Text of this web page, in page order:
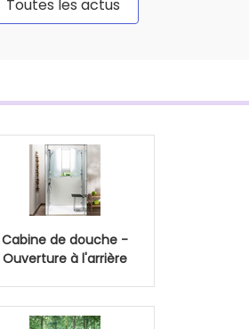
Toutes les actus
Cabine de douche -
Ouverture à l'arrière